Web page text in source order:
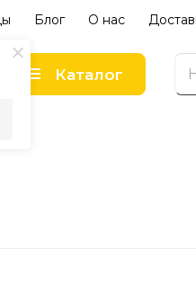
Блог О нас
Каталог